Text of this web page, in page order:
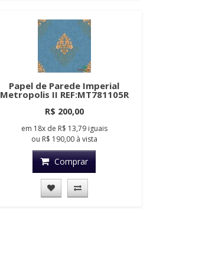
Papel de Parede Imperial
Metropolis II REF:MT781105R
R$ 200,00
em 18xde R$ 13,79 iguais
ou R$ 190,00à vista
Comprar